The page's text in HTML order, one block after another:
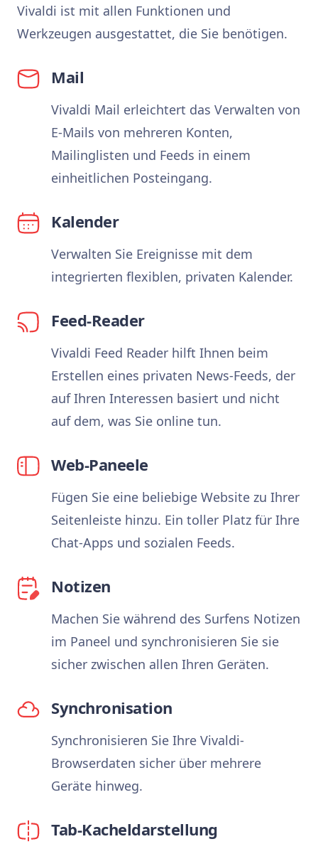
Vivaldi ist mit allen Funktionen und
Werkzeugen ausgestattet, die Sie benötigen.
Mail
Vivaldi Mail erleichtert das Verwalten von
E-Mails von mehreren Konten,
Mailinglisten und Feeds in einem
einheitlichen Posteingang.
Kalender
Verwalten Sie Ereignisse mit dem
integrierten flexiblen, privaten Kalender.
Feed-Reader
Vivaldi Feed Reader hilft Ihnen beim
Erstellen eines privaten News-Feeds, der
auf Ihren Interessen basiert und nicht
auf dem, was Sie online tun.
Web-Paneele
Fügen Sie eine beliebige Website zu Ihrer
Seitenleiste hinzu. Ein toller Platz für Ihre
Chat-Apps und sozialen Feeds.
Notizen
Machen Sie während des Surfens Notizen
im Paneel und synchronisieren Sie sie
sicher zwischen allen Ihren Geräten.
Synchronisation
Synchronisieren Sie Ihre Vivaldi-
Browserdaten sicher über mehrere
Geräte hinweg.
Tab-Kacheldarstellung